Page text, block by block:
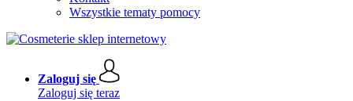
Wszystkie tematy pomocy
Zaloguj się
Zaloguj się teraz